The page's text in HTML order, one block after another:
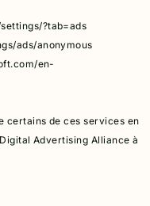
?tab=ads
ads/anonymous
en-
certains de ces services en
Advertising Alliance à